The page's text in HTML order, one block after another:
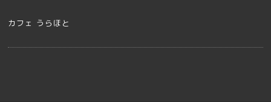
カフェ うらほと